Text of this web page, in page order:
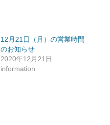
12月21日（月）の営業時間
のお知らせ
2020年12月21日
information